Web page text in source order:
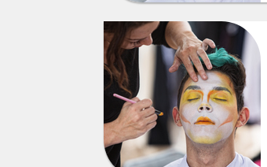
Lund
Lödöse
Malmköping
Malmö
Mark